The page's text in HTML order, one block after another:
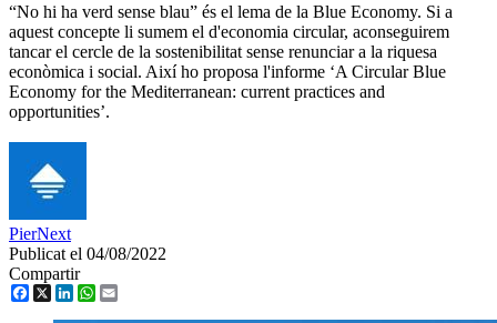
“No hi ha verd sense blau” és el lema de la Blue Economy. Si a
aquest concepte li sumem el d'economia circular, aconseguirem
tancar el cercle de la sostenibilitat sense renunciar a la riquesa
econòmica i social. Així ho proposa l'informe ‘A Circular Blue
Economy for the Mediterranean: current practices and
opportunities’.
PierNext
Publicat el 04/08/2022
Compartir
Facebook
X LinkedInWhatsApp